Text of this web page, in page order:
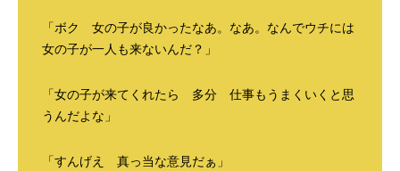
「ボク 女の子が良かったなあ。なあ。なんでウチには
女の子が一人も来ないんだ？」
「女の子が来てくれたら 多分 仕事もうまくいくと思
うんだよな」
「すんげえ 真っ当な意見だぁ」